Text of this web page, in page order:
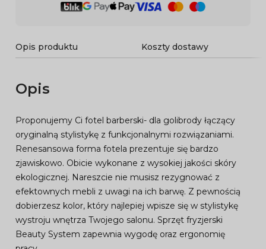
Opis produktu Koszty dostawy
Opis
Proponujemy Ci fotel barberski- dla golibrody łączący
oryginalną stylistykę z funkcjonalnymi rozwiązaniami.
Renesansowa forma fotela prezentuje się bardzo
zjawiskowo. Obicie wykonane z wysokiej jakości skóry
ekologicznej. Nareszcie nie musisz rezygnować z
efektownych mebli z uwagi na ich barwę. Z pewnością
dobierzesz kolor, który najlepiej wpisze się w stylistykę
wystroju wnętrza Twojego salonu. Sprzęt fryzjerski
Beauty System zapewnia wygodę oraz ergonomię